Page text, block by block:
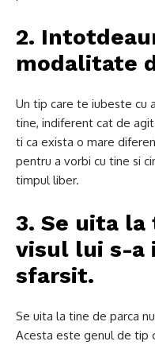
2.
modalitate
Un tip care te iubeste cu
tine, indiferent cat de
ti ca exista o mare
pentru a vorbi cu tine si
timpul liber.
3. Se uita la
visul lui s-a
sfarsit.
Se uita la tine de parca
Acesta este genul de tip